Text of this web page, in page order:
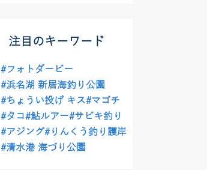
注目のキーワード
#フォトダービー
#浜名湖 新居海釣り公園
#ちょうい投げ キス#マゴチ
#タコ#鮎ルアー#サビキ釣り
#アジング#りんくう釣り護岸
#清水港 海づり公園